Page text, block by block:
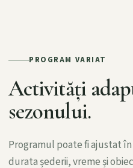
PROGRAM VARIAT
Activități
sezonului.
Programul poate fi ajustat
durata șederii, vreme și